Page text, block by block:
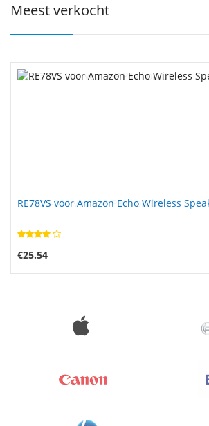
Meest verkocht
RE78VS voor Amazon Echo Wireless
€25.54